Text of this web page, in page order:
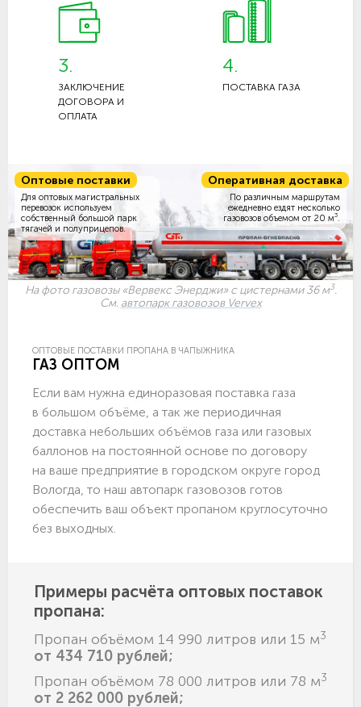
3.
ЗАКЛЮЧЕНИЕ
ДОГОВОРА И
ОПЛАТА
4.
ПОСТАВКА ГАЗА
Оптовые поставки
Для оптовых магистральных
перевозок используем
собственный большой парк
тягачей и полуприцепов.
Оперативная доставка
По различным маршрутам
ежедневно ездят несколько
газовозов объемом от 20 м3
На фото газовозы «Вервекс Энерджи» с цистернами 36 м3.
См. автопарк газовозов Vervex
ОПТОВЫЕ ПОСТАВКИ ПРОПАНА В ЧАПЫЖНИКА
ГАЗ ОПТОМ
Если вам нужна единоразовая поставка газа
в большом объёме, а так же периодичная
доставка небольших объёмов газа или газовых
баллонов на постоянной основе по договору
на ваше предприятие в городском округе город
Вологда, то наш автопарк газовозов готов
обеспечить ваш объект пропаном круглосуточно
без выходных.
Примеры расчёта оптовых поставок
пропана:
Пропан объёмом 14 990 литров или 15 м3
от 434 710 рублей;
Пропан объёмом 78 000 литров или 78 м3
от 2 262 000 рублей;